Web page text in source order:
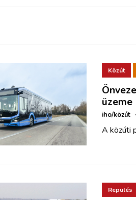
Közút
üzeme
iho/közút ·
A közúti
Repülés